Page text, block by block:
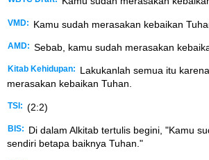
VMD: Kamu sudah merasakan kebaikan
AMD: Sebab, kamu sudah merasakan
Kitab Kehidupan:
Lakukanlah semua itu
merasakan kebaikan Tuhan.
TSI: (2:2)
BIS:
Di dalam Alkitab tertulis begini, "Kamu
sendiri betapa baiknya Tuhan."